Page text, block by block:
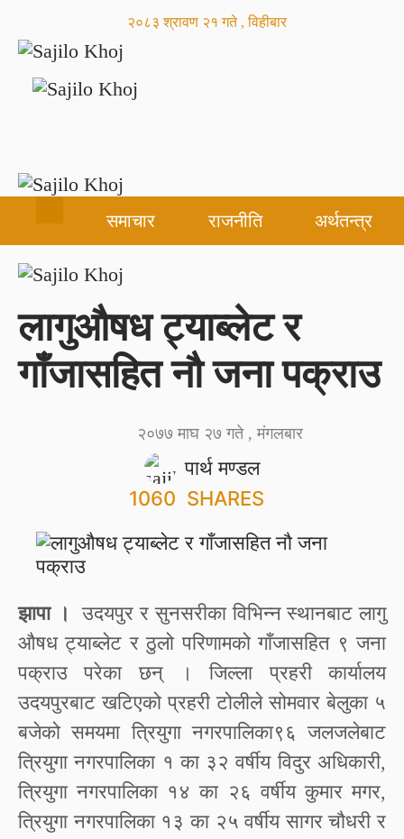
२०८३ श्रावण २१ गते , विहीबार
समाचार राजनीति अर्थतन्त्र
लागुऔषध ट्याब्लेट र
गाँजासहित नौ जना पक्राउ
पार्थ मण्डल
२०७७ माघ २७ गते , मंगलबार
1060 SHARES
झापा ।
उदयपुर र सुनसरीका विभिन्न स्थानबाट लागु
औषध ट्याब्लेट र ठुलो परिणामको गाँजासहित ९ जना
पक्राउ परेका छन् । जिल्ला प्रहरी कार्यालय
उदयपुरबाट खटिएको प्रहरी टोलीले सोमवार बेलुका ५
बजेको समयमा त्रियुगा नगरपालिका९६ जलजलेबाट
त्रियुगा नगरपालिका १ का ३२ वर्षीय विदुर अधिकारी,
त्रियुगा नगरपालिका १४ का २६ वर्षीय कुमार मगर,
त्रियुगा नगरपालिका १३ का २५ वर्षीय सागर चौधरी र